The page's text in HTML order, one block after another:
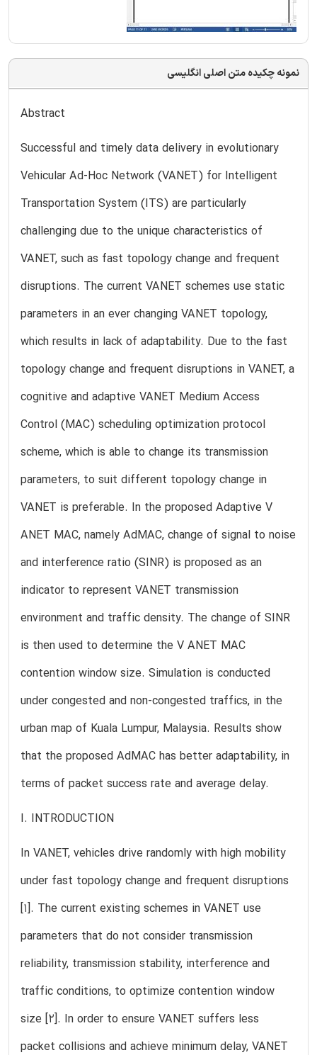
نمونه چکیده متن اصلی انگلیسی
Abstract
Successful and timely data delivery in evolutionary
Vehicular Ad-Hoc Network (VANET) for Intelligent
Transportation System (ITS) are particularly
challenging due to the unique characteristics of
VANET, such as fast topology change and frequent
disruptions. The current VANET schemes use static
parameters in an ever changing VANET topology,
which results in lack of adaptability. Due to the fast
topology change and frequent disruptions in VANET, a
cognitive and adaptive VANET Medium Access
Control (MAC) scheduling optimization protocol
scheme, which is able to change its transmission
parameters, to suit different topology change in
VANET is preferable. In the proposed Adaptive V
ANET MAC, namely AdMAC, change of signal to noise
and interference ratio (SINR) is proposed as an
indicator to represent VANET transmission
environment and traffic density. The change of SINR
is then used to determine the V ANET MAC
contention window size. Simulation is conducted
under congested and non-congested traffics, in the
urban map of Kuala Lumpur, Malaysia. Results show
that the proposed AdMAC has better adaptability, in
terms of packet success rate and average delay.
I. INTRODUCTION
In VANET, vehicles drive randomly with high mobility
under fast topology change and frequent disruptions
[1]. The current existing schemes in VANET use
parameters that do not consider transmission
reliability, transmission stability, interference and
traffic conditions, to optimize contention window
size [2]. In order to ensure VANET suffers less
packet collisions and achieve minimum delay, VANET